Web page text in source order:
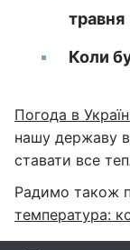
травня
Коли
Погода в
нашу державу
ставати все
Радимо також
температура: